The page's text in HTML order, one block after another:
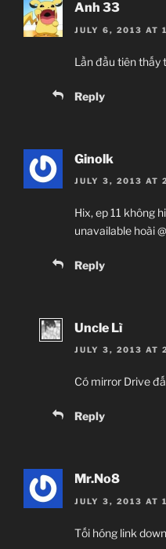
Anh 33
JULY 6, 2013 AT
Lần đầu tiên thấy
Reply
Ginolk
JULY 3, 2013 AT
Hix, ep 11 không
unavailable hoài
Reply
Uncle Lì
JULY 3, 2013 AT
Có mirror Drive
Reply
Mr.No8
JULY 3, 2013 AT
Tối hóng link